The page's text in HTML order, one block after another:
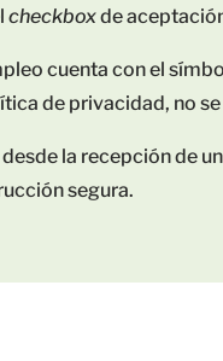
checkboxde
cuenta con el
de privacidad, no
la recepción de
segura.